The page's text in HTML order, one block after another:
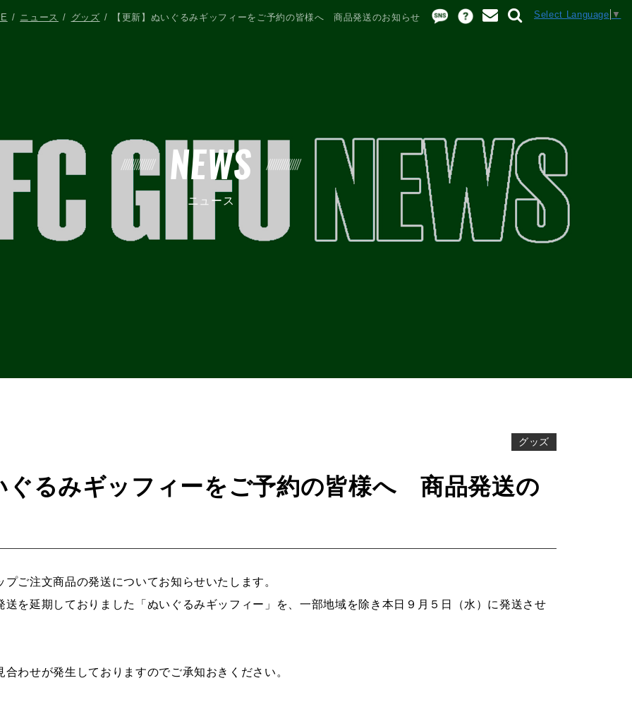
Select Language ▼
NEWS
ニュース
ニュース グッズ 【更新】ぬいぐるみギッフィーをご予約の皆様へ 商品発送のお知らせ
グッズ
ぐるみギッフィーをご予約の皆様へ 商品発送の
ご注文商品の発送についてお知らせいたします。
送を延期しておりました「ぬいぐるみギッフィー」を、一部地域を除き本日９月５日（水）に発送させ
わせが発生しておりますのでご承知おきください。